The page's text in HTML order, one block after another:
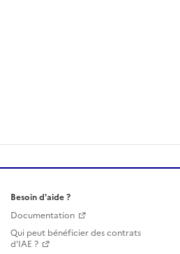
Besoin d'aide ?
Documentation
Qui peut bénéficier des contrats
d'IAE ?